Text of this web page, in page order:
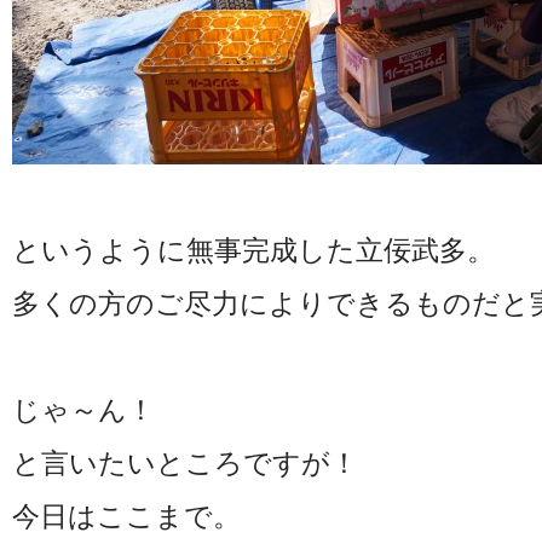
というように無事完成した立佞武多。
多くの方のご尽力によりできるものだと
じゃ～ん！
と言いたいところですが！
今日はここまで。